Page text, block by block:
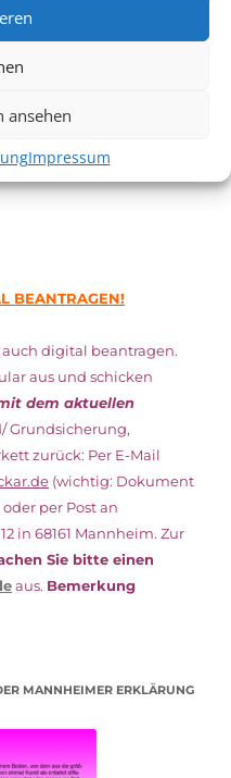
ansehen
Impressum
den Vorstellungen – 30
SieHIER
BEANTRAGEN!
digital beantragen.
aus und schicken
dem aktuellen
Grundsicherung,
zurück: Per E-Mail
(wichtig: Dokument
oder per Post an
in 68161 Mannheim. Zur
Sie bitte einen
aus. Bemerkung
MANNHEIMER ERKLÄRUNG